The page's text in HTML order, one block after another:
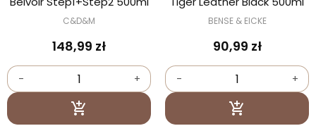
C&D&M
148,99 zł
- +
 Dodaj do koszyka
BENSE & EICKE
90,99 zł
- +
 Dodaj do